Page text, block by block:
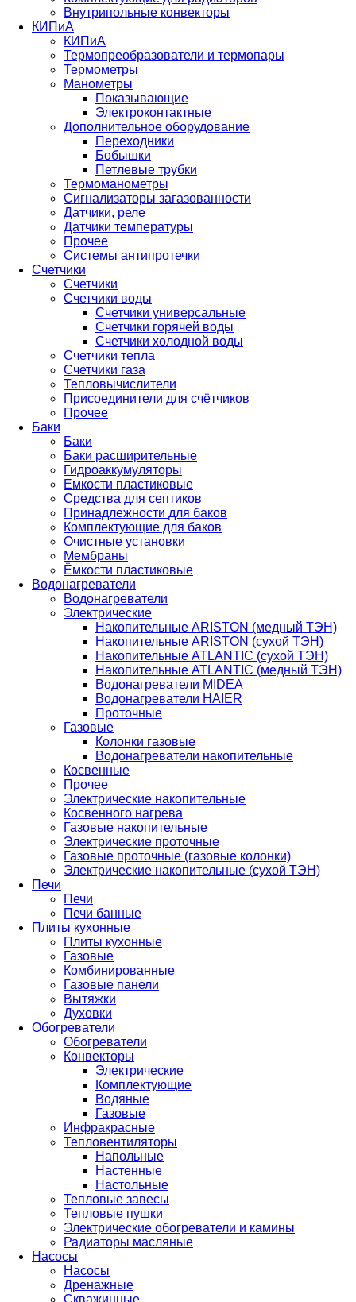
Внутрипольные конвекторы
КИПиА
КИПиА
Термопреобразователи и термопары
Термометры
Манометры
Показывающие
Электроконтактные
Дополнительное оборудование
Переходники
Бобышки
Петлевые трубки
Термоманометры
Сигнализаторы загазованности
Датчики, реле
Датчики температуры
Прочее
Системы антипротечки
Счетчики
Счетчики
Счетчики воды
Счетчики универсальные
Счетчики горячей воды
Счетчики холодной воды
Счетчики тепла
Счетчики газа
Тепловычислители
Присоединители для счётчиков
Прочее
Баки
Баки
Баки расширительные
Гидроаккумуляторы
Емкости пластиковые
Средства для септиков
Принадлежности для баков
Комплектующие для баков
Очистные установки
Мембраны
Ёмкости пластиковые
Водонагреватели
Водонагреватели
Электрические
Накопительные ARISTON (медный ТЭН)
Накопительные ARISTON (сухой ТЭН)
Накопительные ATLANTIC (сухой ТЭН)
Накопительные ATLANTIC (медный ТЭН)
Водонагреватели MIDEA
Водонагреватели HAIER
Проточные
Газовые
Колонки газовые
Водонагреватели накопительные
Косвенные
Прочее
Электрические накопительные
Косвенного нагрева
Газовые накопительные
Электрические проточные
Газовые проточные (газовые колонки)
Электрические накопительные (сухой ТЭН)
Печи
Печи
Печи банные
Плиты кухонные
Плиты кухонные
Газовые
Комбинированные
Газовые панели
Вытяжки
Духовки
Обогреватели
Обогреватели
Конвекторы
Электрические
Комплектующие
Водяные
Газовые
Инфракрасные
Тепловентиляторы
Напольные
Настенные
Настольные
Тепловые завесы
Тепловые пушки
Электрические обогреватели и камины
Радиаторы масляные
Насосы
Насосы
Дренажные